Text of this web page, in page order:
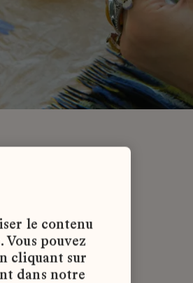
le contenu
pouvez
cliquant sur
dans notre